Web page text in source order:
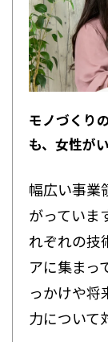
モノづくり
も、女性が
幅広い事業
がっていま
れぞれの技
アに集まっ
っかけや将
力について